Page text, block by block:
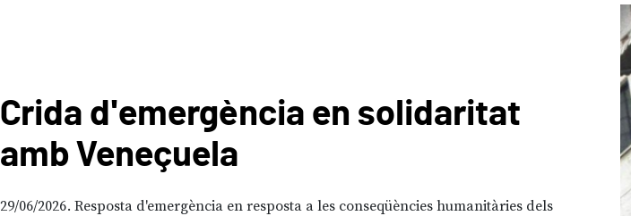
Crida d'emergència en solidaritat
amb Veneçuela
29/06/2026 Resposta d'emergència en resposta a les conseqüències humanitàries dels